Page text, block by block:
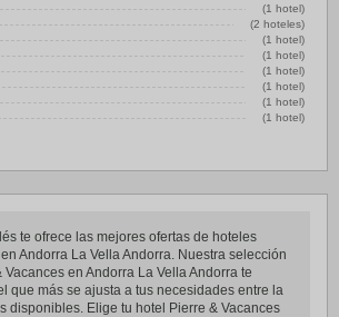
(1 hotel)
(2 hoteles)
(1 hotel)
(1 hotel)
(1 hotel)
(1 hotel)
(1 hotel)
(1 hotel)
te ofrece las mejores ofertas de hoteles
Andorra La Vella Andorra. Nuestra selección
en Andorra La Vella Andorra te
que más se ajusta a tus necesidades entre la
disponibles. Elige tu hotel Pierre & Vacances